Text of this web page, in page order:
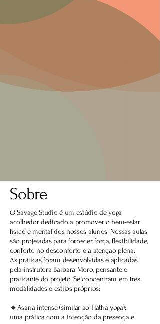
Sobre
O Savage Studio é um estúdio de yoga
acolhedor dedicado a promover o bem-estar
físico e mental dos nossos alunos. Nossas aulas
são projetadas para fornecer força, flexibilidade,
conforto no desconforto e a atenção plena.
As práticas foram desenvolvidas e aplicadas
pela instrutora Barbara Moro, pensante e
praticante do projeto. Se concentram em três
modalidades e estilos próprios:
🔸Asana intense (similar ao Hatha yoga):
uma prática com a intenção da presença e